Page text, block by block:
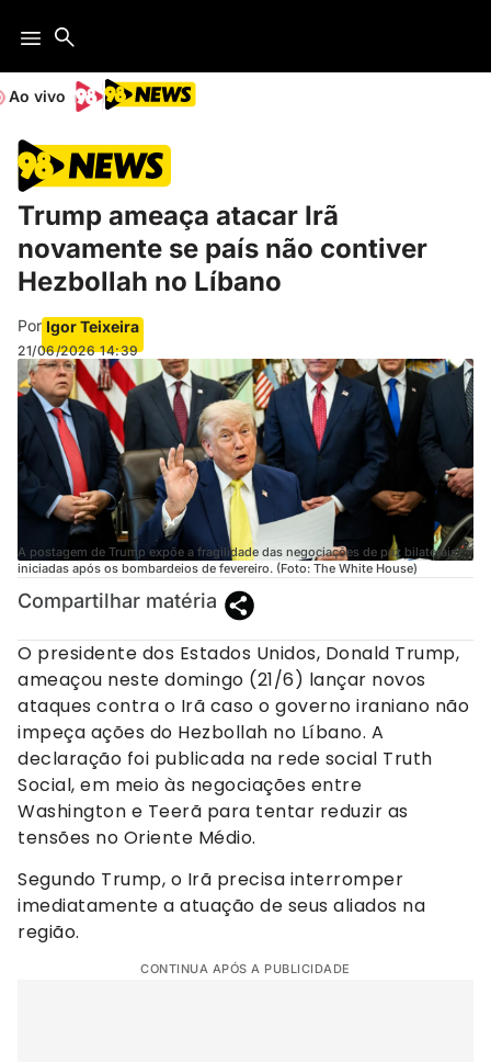
Ao vivo
Trump ameaça atacar Irã
novamente se país não contiver
Hezbollah no Líbano
Por Igor Teixeira
21/06/2026 14:39
A postagem de Trump expõe a fragilidade das negociações de paz bilaterais
iniciadas após os bombardeios de fevereiro. (Foto: The White House)
Compartilhar matéria
O presidente dos Estados Unidos, Donald Trump,
ameaçou neste domingo (21/6) lançar novos
ataques contra o Irã caso o governo iraniano não
impeça ações do Hezbollah no Líbano. A
declaração foi publicada na rede social Truth
Social, em meio às negociações entre
Washington e Teerã para tentar reduzir as
tensões no Oriente Médio.
Segundo Trump, o Irã precisa interromper
imediatamente a atuação de seus aliados na
região.
CONTINUA APÓS A PUBLICIDADE